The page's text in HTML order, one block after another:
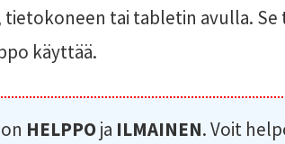
tai tabletin avulla. Se
käyttää.
HELPPOja ILMAINEN. Voit